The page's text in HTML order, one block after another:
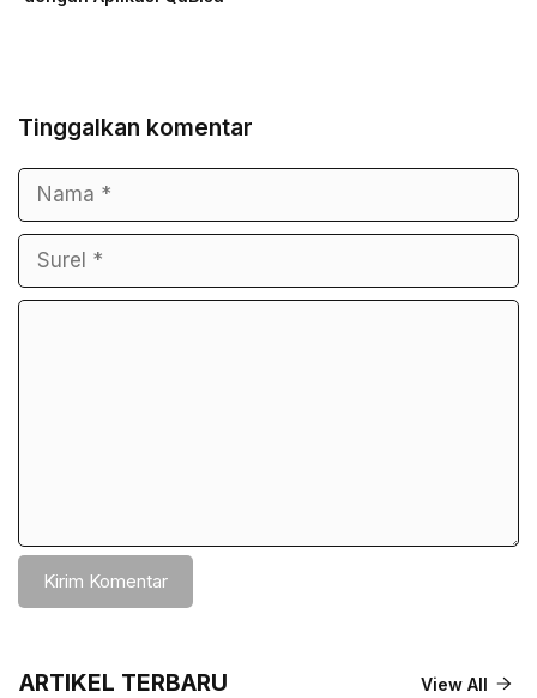
Tinggalkan komentar
Nama
Surel
Komentar
ARTIKEL TERBARU View All